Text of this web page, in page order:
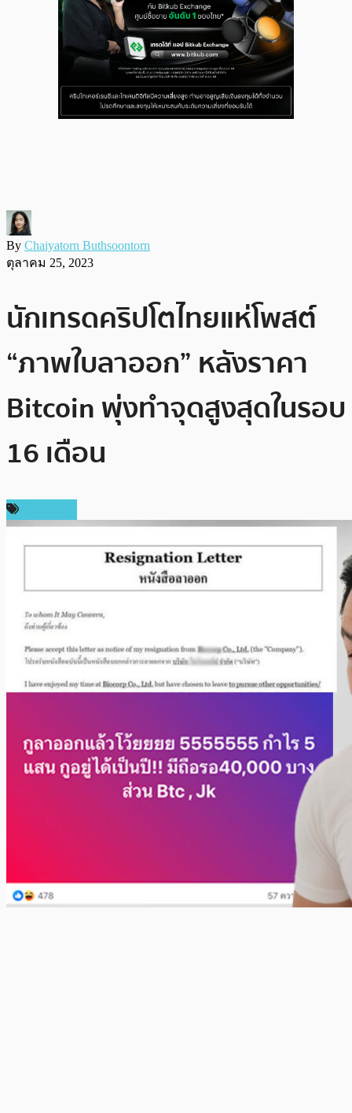
By Chaiyatorn Buthsoontorn
ตุลาคม 25, 2023
นักเทรดคริปโตไทยแห่โพสต์
“ภาพใบลาออก” หลังราคา
Bitcoin พุ่งทำจุดสูงสุดในรอบ
16 เดือน